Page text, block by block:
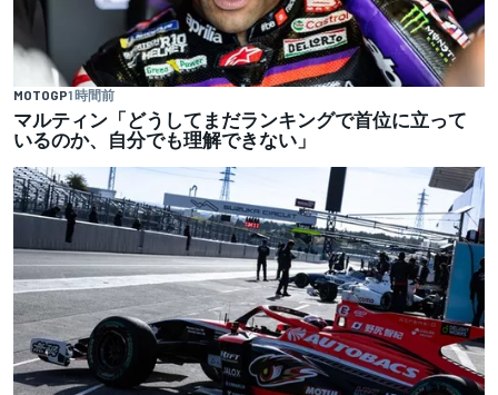
MOTOGP1 時間前
マルティン「どうしてまだランキングで首位に立って
いるのか、自分でも理解できない」